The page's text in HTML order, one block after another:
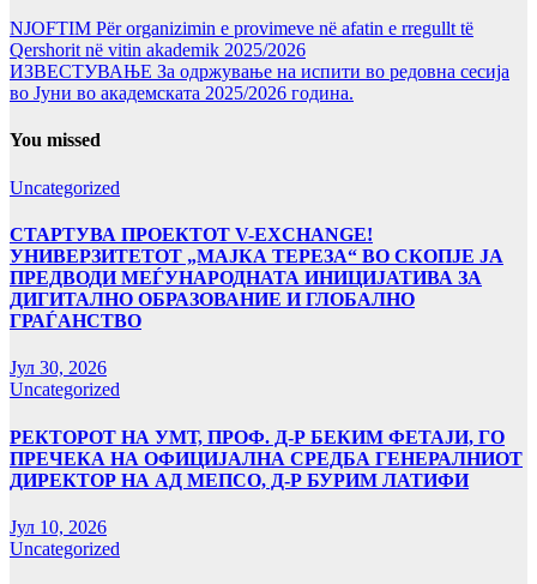
NJOFTIM Për organizimin e provimeve në afatin e rregullt të
Qershorit në vitin akademik 2025/2026
ИЗВЕСТУВАЊЕ За одржување на испити во редовна сесија
во Јуни во академската 2025/2026 година.
You missed
Uncategorized
СТАРТУВА ПРОЕКТОТ V-EXCHANGE!
УНИВЕРЗИТЕТОТ „МАЈКА ТЕРЕЗА“ ВО СКОПЈЕ ЈА
ПРЕДВОДИ МЕЃУНАРОДНАТА ИНИЦИЈАТИВА ЗА
ДИГИТАЛНО ОБРАЗОВАНИЕ И ГЛОБАЛНО
ГРАЃАНСТВО
Јул 30, 2026
Uncategorized
РЕКТОРОТ НА УМТ, ПРОФ. Д-Р БЕКИМ ФЕТАЈИ, ГО
ПРЕЧЕКА НА ОФИЦИЈАЛНА СРЕДБА ГЕНЕРАЛНИОТ
ДИРЕКТОР НА АД МЕПСО, Д-Р БУРИМ ЛАТИФИ
Јул 10, 2026
Uncategorized